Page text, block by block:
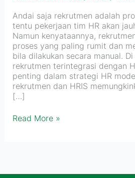
Andai saja rekrutmen adalah
tentu pekerjaan tim HR akan
Namun kenyataannya,
proses yang paling rumit dan
bila dilakukan secara manual.
rekrutmen terintegrasi dengan
penting dalam strategi HR
rekrutmen dan HRIS
[…]
Read More »